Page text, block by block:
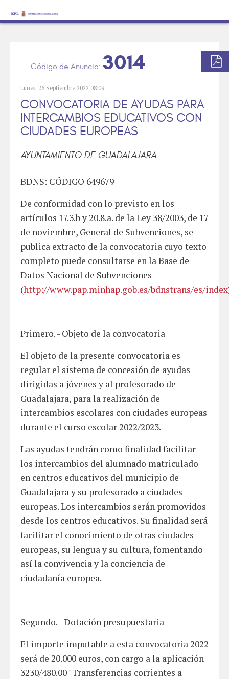
Lunes, 26 Septiembre 2022 08:09
CONVOCATORIA DE AYUDAS PARA
INTERCAMBIOS EDUCATIVOS CON
CIUDADES EUROPEAS
AYUNTAMIENTO DE GUADALAJARA
3014
BDNS: CÓDIGO 649679
De conformidad con lo previsto en los
artículos 17.3.b y 20.8.a. de la Ley 38/2003, de 17
de noviembre, General de Subvenciones, se
publica extracto de la convocatoria cuyo texto
completo puede consultarse en la Base de
Datos Nacional de Subvenciones
(http://www.pap.minhap.gob.es/bdnstrans/es/index
Primero. - Objeto de la convocatoria
El objeto de la presente convocatoria es
regular el sistema de concesión de ayudas
dirigidas a jóvenes y al profesorado de
Guadalajara, para la realización de
intercambios escolares con ciudades europeas
durante el curso escolar 2022/2023.
Las ayudas tendrán como finalidad facilitar
los intercambios del alumnado matriculado
en centros educativos del municipio de
Guadalajara y su profesorado a ciudades
europeas. Los intercambios serán promovidos
desde los centros educativos. Su finalidad será
facilitar el conocimiento de otras ciudades
europeas, su lengua y su cultura, fomentando
así la convivencia y la conciencia de
ciudadanía europea.
Segundo. - Dotación presupuestaria
El importe imputable a esta convocatoria 2022
será de 20.000 euros, con cargo a la aplicación
3230/480.00 "Transferencias corrientes a